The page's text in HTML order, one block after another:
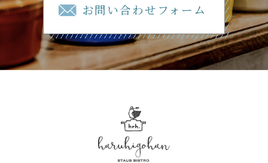
お問い合わせフォーム